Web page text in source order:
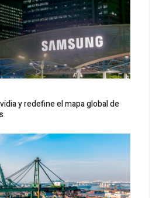
y redefine el mapa global de